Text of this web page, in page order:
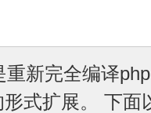
重新完全编译
式扩展。 下